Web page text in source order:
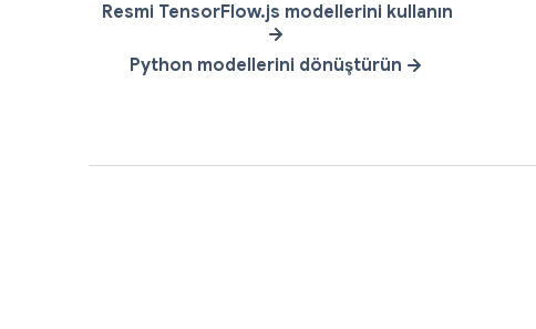
Resmi TensorFlow.js modellerini kullanın
Python modellerini dönüştürün